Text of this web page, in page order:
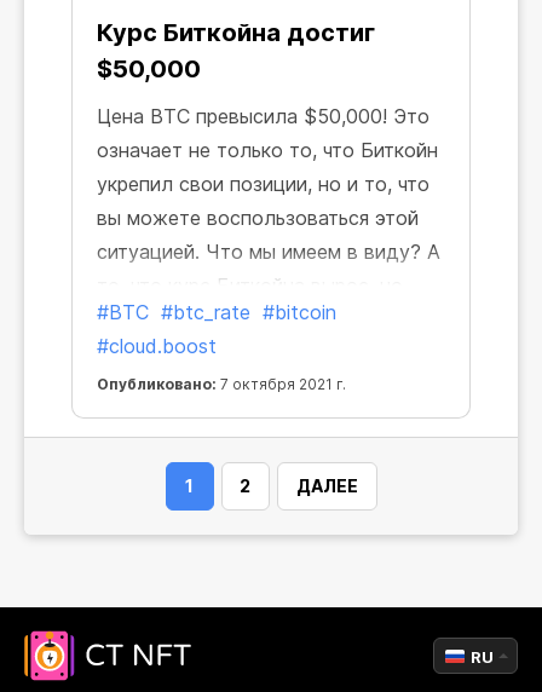
Курс Биткойна достиг
$50,000
Цена BTC превысила $50,000! Это
означает не только то, что Биткойн
укрепил свои позиции, но и то, что
вы можете воспользоваться этой
ситуацией. Что мы имеем в виду? А
то, что курс Биткойна вырос, но
стоимость Cloud.Boost осталась
прежней!
#BTC #btc_rate #bitcoin
#cloud.boost
Опубликовано: 7 октября 2021 г.
1 2 ДАЛЕЕ
RU